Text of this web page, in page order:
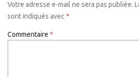
Votre adresse e-mail ne sera pas publiée.
sont indiqués avec *
Commentaire *